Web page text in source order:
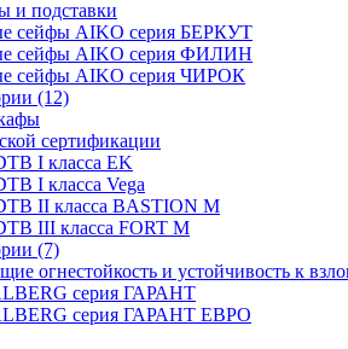
и подставки
сейфы AIKO серия БЕРКУТ
сейфы AIKO серия ФИЛИН
сейфы AIKO серия ЧИРОК
(12)
сертификации
I класса EK
I класса Vega
II класса BASTION M
III класса FORT M
(7)
огнестойкость и устойчивость к
серия ГАРАНТ
серия ГАРАНТ ЕВРО